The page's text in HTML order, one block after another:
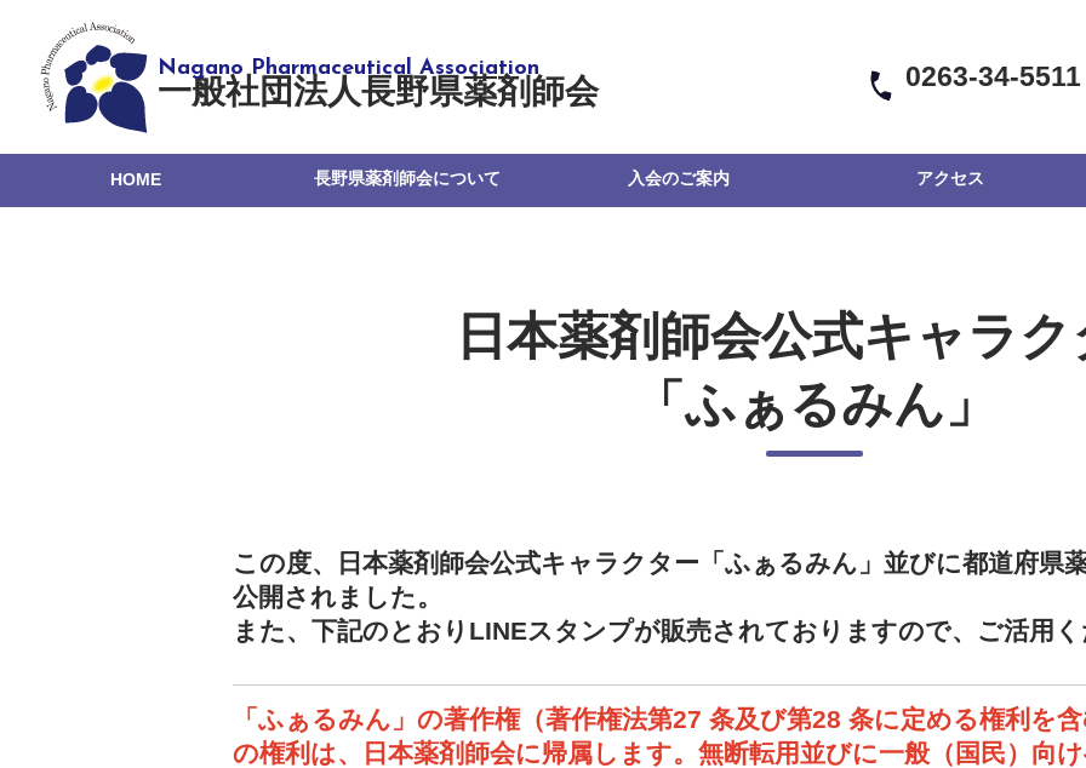
一般社団法人長野県薬剤師会 0263-34-5511
HOME 長野県薬剤師会について 入会のご案内 アクセス
日本薬剤師会公式キャラク
「ふぁるみん」
この度、日本薬剤師会公式キャラクター「ふぁるみん」並びに都道府県
公開されました。
また、下記のとおりLINEスタンプが販売されておりますので、ご活用
「ふぁるみん」の著作権（著作権法第27 条及び第28 条に定める権利を
の権利は、⽇本薬剤師会に帰属します。無断転用並びに一般（国民）向